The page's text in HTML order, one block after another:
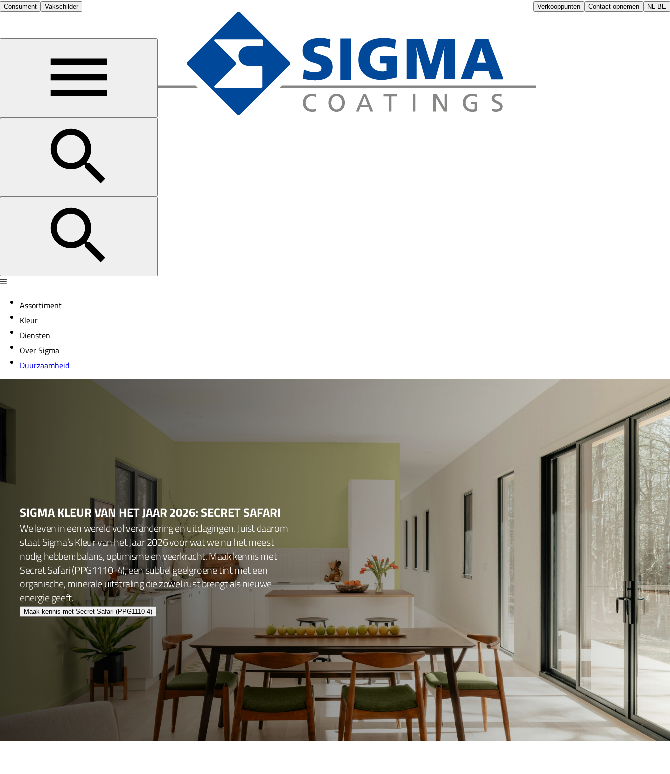
Consument Vakschilder Verkooppunten Contact opnemen NL-BE
Assortiment
Kleur
Diensten
Over Sigma
Duurzaamheid
SIGMA KLEUR VAN HET JAAR 2026: SECRET SAFARI
We leven in een wereld vol verandering en uitdagingen. Juist daarom
staat Sigma’s Kleur van het Jaar 2026 voor wat we nu het meest
nodig hebben: balans, optimisme en veerkracht. Maak kennis met
Secret Safari (PPG1110-4), een subtiel geelgroene tint met een
organische, minerale uitstraling die zowel rust brengt als nieuwe
energie geeft.
Maak kennis met Secret Safari (PPG1110-4)